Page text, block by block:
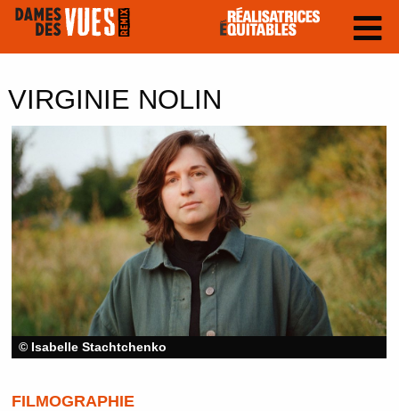
VIRGINIE NOLIN
© Isabelle Stachtchenko
FILMOGRAPHIE